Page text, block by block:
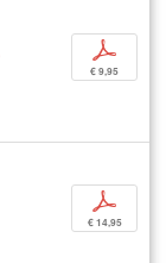
p
€ 9,95
p
€ 14,95